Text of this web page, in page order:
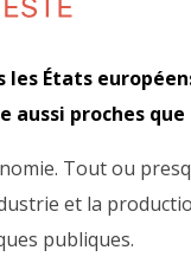
États
aussi proches
Tout ou
et la
publiques.